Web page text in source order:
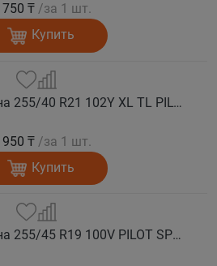
750 ₸ /за 1 шт.
Купить
MICHELIN Автошина 255/40 R21 102Y XL TL PILOT SPORT 4 SUV MO лето
950 ₸ /за 1 шт.
Купить
MICHELIN Автошина 255/45 R19 100V PILOT SPORT 4 SUV лето